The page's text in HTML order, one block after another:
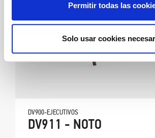
Permitir todas las
Solo usar cookies
DV900-EJECUTIVOS
DV911 - NOTO